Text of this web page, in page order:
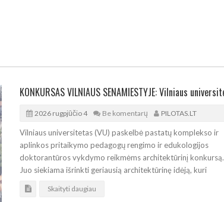
2026 rugpjūčio 4 Be komentarų PILOTAS.LT
Vilniaus universitetas (VU) paskelbė pastatų komplekso ir
aplinkos pritaikymo pedagogų rengimo ir edukologijos
doktorantūros vykdymo reikmėms architektūrinį konkursą.
Juo siekiama išrinkti geriausią architektūrinę idėją, kuri
Skaityti daugiau